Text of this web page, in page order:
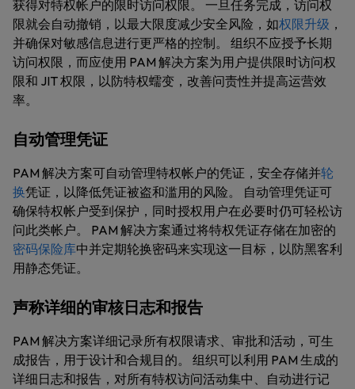
获得对特权帐户的限时访问权限。 一旦任务完成，访问权
限就会自动撤销，以最大限度减少安全风险，如权限升级 ，
并确保对敏感信息进行更严格的控制。 组织不应授予长期
访问权限，而应使用 PAM 解决方案为用户提供限时访问权
限和 JIT 权限，以防特权蠕变，改善问责性并提高运营效
率。
自动管理凭证
PAM 解决方案可自动管理特权帐户的凭证，安全存储并轮
换凭证，以降低凭证被盗和滥用的风险。 自动管理凭证可
确保特权帐户受到保护，同时授权用户在必要时仍可轻松访
问此类帐户。 PAM 解决方案通过将特权凭证存储在加密的
密码保险库中并定期轮换密码来实现这一目标，以防黑客利
用静态凭证。
声称详细的审核日志和报告
PAM 解决方案详细记录所有权限请求、审批和活动，可生
成报告，用于设计和合规目的。 组织可以利用 PAM 生成的
详细日志和报告，对所有特权访问活动集中、自动进行记